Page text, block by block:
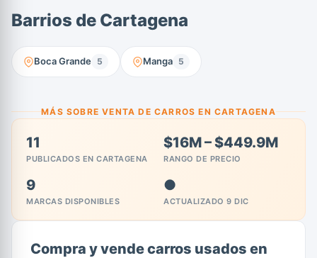
Barrios de Cartagena
Boca Grande 5 Manga 5
MÁS SOBRE VENTA DE CARROS EN CARTAGENA
11
PUBLICADOS EN CARTAGENA
$16M – $449.9M
RANGO DE PRECIO
9
MARCAS DISPONIBLES
●
ACTUALIZADO 9 DIC
Compra y vende carros usados en